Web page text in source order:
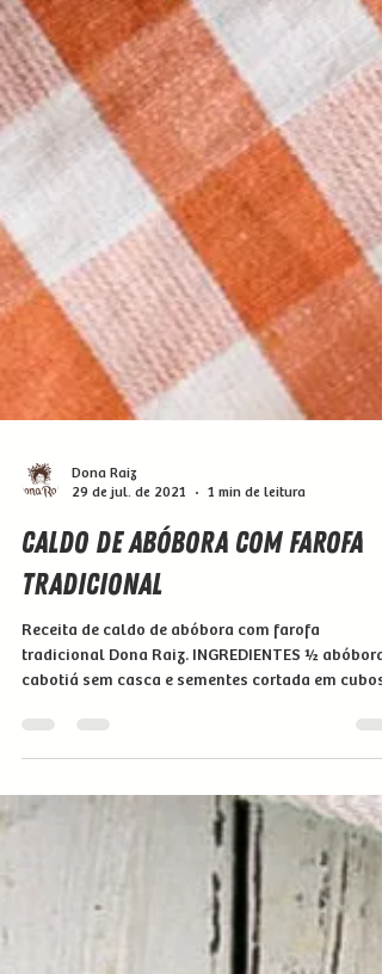
29 de jul. de 2021
1 min de leitura
Caldo de Abóbora com Farofa
Tradicional
Receita de caldo de abóbora com farofa
cabotiá sem casca e sementes cortada em cubos